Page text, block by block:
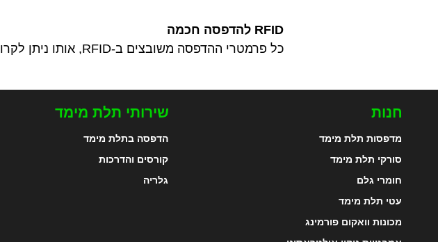
RFID להדפסה חכמה
כל פרמטרי ההדפסה משובצים ב-RFID, אותו ניתן לקרוא דרך AMS (מערכת חומר אוטומטית).
שירותי תלת מימד
הדפסה בתלת מימד
קורסים והדרכות
גלריה
חנות
מדפסות תלת מימד
סורקי תלת מימד
חומרי גלם
עטי תלת מימד
מכונות וואקום פורמינג